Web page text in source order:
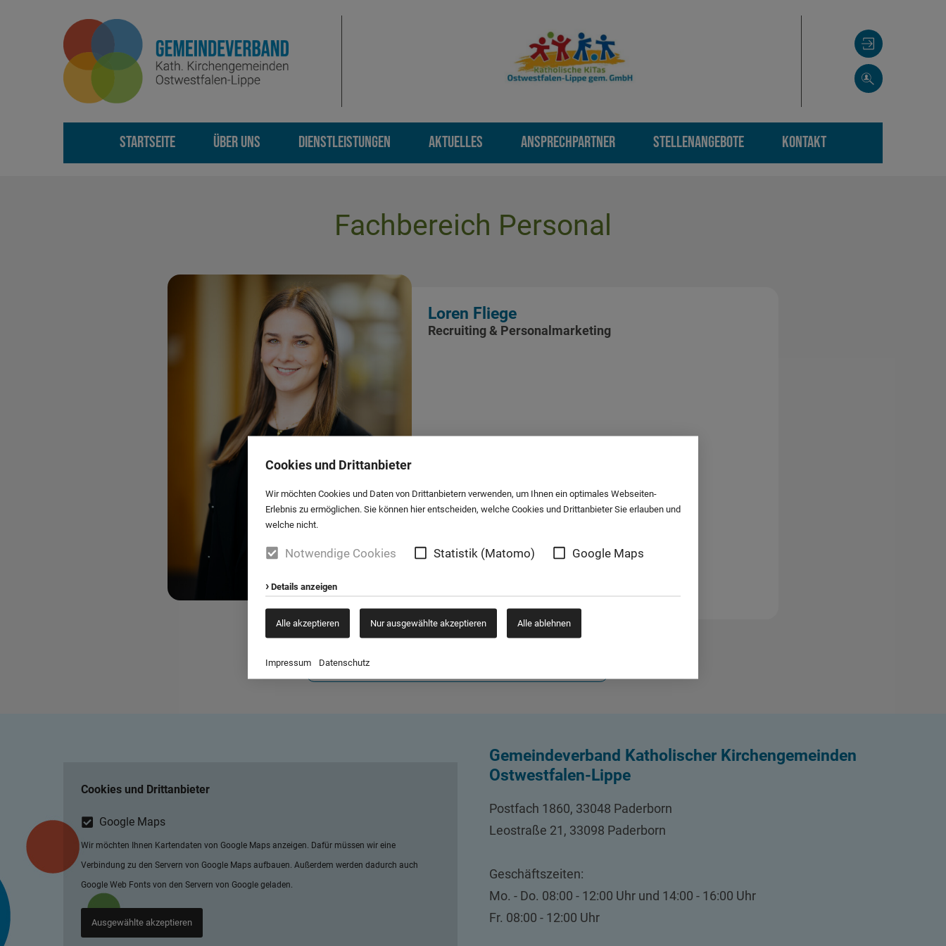
Cookies und Drittanbieter
Wir möchten Cookies und Daten von Drittanbietern verwenden, um Ihnen ein optimales Webseiten-
Erlebnis zu ermöglichen. Sie können hier entscheiden, welche Cookies und Drittanbieter Sie erlauben und
welche nicht.
Notwendige Cookies Statistik (Matomo) Google Maps
Details anzeigen
Alle akzeptieren Nur ausgewählte akzeptieren Alle ablehnen
Impressum Datenschutz
STARTSEITE ÜBER UNS DIENSTLEISTUNGEN AKTUELLES ANSPRECHPARTNER STELLENANGEBOTE KONTAKT
Fachbereich Personal
Loren Fliege
Recruiting & Personalmarketing
05251 / 1230 - 527
loren.fliege@kath-gv-owl.de
ZUR ANSPRECHPARTNER-ÜBERSICHT
Cookies und Drittanbieter
Google Maps
Wir möchten Ihnen Kartendaten von Google Maps anzeigen. Dafür müssen wir eine
Verbindung zu den Servern von Google Maps aufbauen. Außerdem werden dadurch auch
Google Web Fonts von den Servern von Google geladen.
Ausgewählte akzeptieren
Gemeindeverband Katholischer Kirchengemeinden
Ostwestfalen-Lippe
Postfach 1860, 33048 Paderborn
Leostraße 21, 33098 Paderborn
Geschäftszeiten:
Mo. - Do. 08:00 - 12:00 Uhr und 14:00 - 16:00 Uhr
Fr. 08:00 - 12:00 Uhr